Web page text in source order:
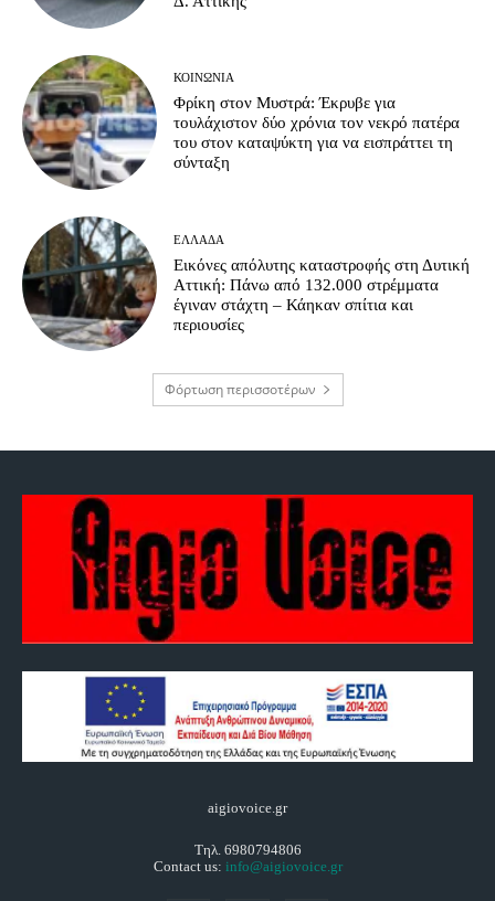
ΚΟΙΝΩΝΊΑ
Φρίκη στον Μυστρά: Έκρυβε για
τουλάχιστον δύο χρόνια τον νεκρό πατέρα
του στον καταψύκτη για να εισπράττει τη
σύνταξη
ΕΛΛΆΔΑ
Εικόνες απόλυτης καταστροφής στη Δυτική
Αττική: Πάνω από 132.000 στρέμματα
έγιναν στάχτη – Κάηκαν σπίτια και
περιουσίες
Φόρτωση περισσοτέρων
aigiovoice.gr
Τηλ. 6980794806
Contact us: info@aigiovoice.gr